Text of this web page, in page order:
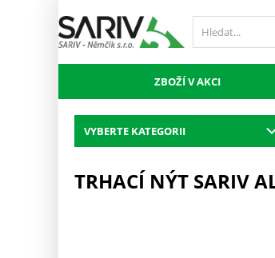
ZBOŽÍ V AKCI
VYBERTE KATEGORII
TRHACÍ NÝT SARIV